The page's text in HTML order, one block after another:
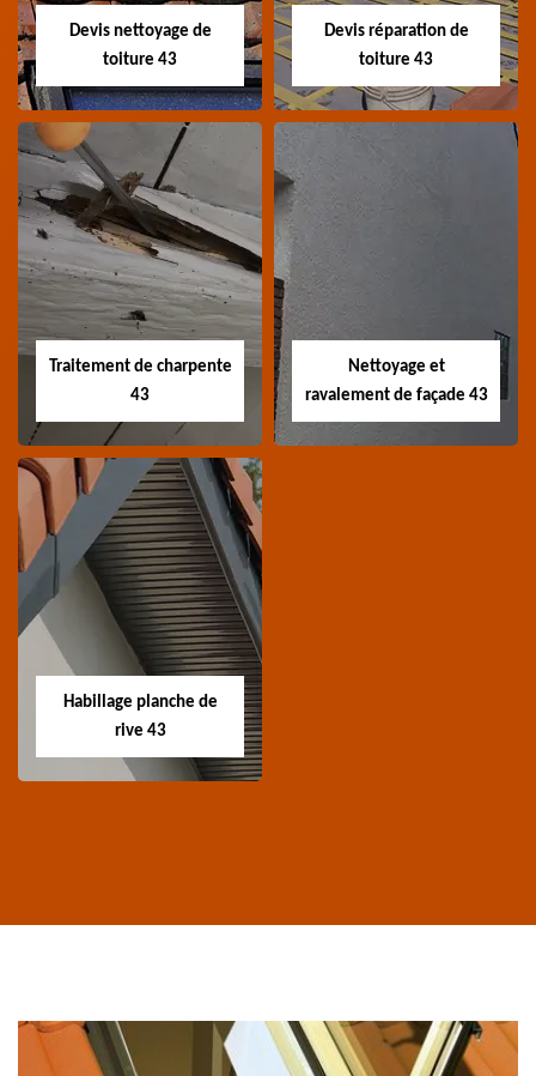
Devis nettoyage de
toiture 43
Devis nettoyage de
toiture 43
Devis nettoyage de
toiture 43 Haute-Loire
Devis réparation de
toiture 43
toiture 43
Devis réparation de
toiture 43 Haute-Loire
Traitement de charpente
43
Traitement de
charpente 43
Spécialiste en
traitement de
Loire
Nettoyage et
ravalement de façade 43
Habillage planche de
rive 43
de rive 43
Haute-Loire